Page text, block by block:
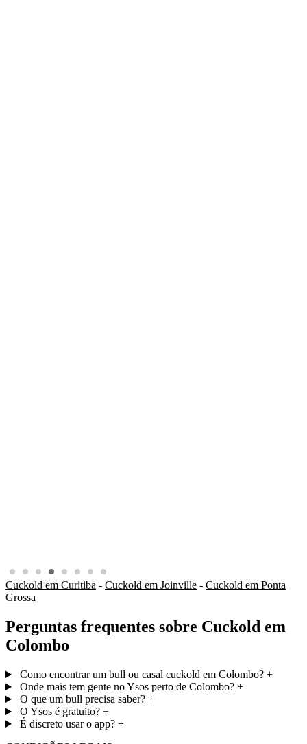
Cuckold em Curitiba - Cuckold em Joinville - Cuckold em Ponta
Grossa
Perguntas frequentes sobre Cuckold em
Colombo
Como encontrar um bull ou casal cuckold em Colombo? +
Onde mais tem gente no Ysos perto de Colombo? +
O que um bull precisa saber? +
O Ysos é gratuito? +
É discreto usar o app? +